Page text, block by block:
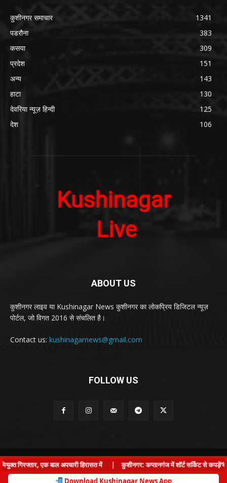
कुशीनगर समाचार
1341
पडरौना
383
कसया
309
प्रदेश
151
अन्य
143
हाटा
130
देवरिया न्यूज़ हिन्दी
125
देश
106
ABOUT US
कुशीनगर लाइव या Kushinagar News कुशीनगर का लोकप्रिय डिजिटल न्यूज़
पोर्टल, जो विगत 2016 से संचलित है।
Contact us: kushinagarnews@gmail.com
FOLLOW US
© Kushinagar Live - 2022
Home About us Privacy Policy Contact us
×
गिरफ्तार, एक बाल अपचारी हिरासत में
कुशीनगर: कप्तानगंज में शॉर्ट सर्किट से कपड़े
Download Kushinagar News App